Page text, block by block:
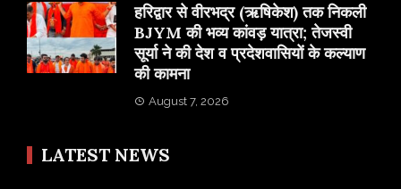
​हरिद्वार से वीरभद्र (ऋषिकेश) तक निकली
BJYM की भव्य कांवड़ यात्रा; तेजस्वी
सूर्या ने की देश व प्रदेशवासियों के कल्याण
की कामना
August 7, 2026
LATEST NEWS